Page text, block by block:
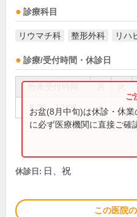
診療科目
リウマチ科 整形外科 リハ
診療/受付時間・休診日
8:30～12:00 ● ●
お盆(8月中旬)は休診・休
に必ず医療機関に直接ご確
休診日: 日、祝
この医院